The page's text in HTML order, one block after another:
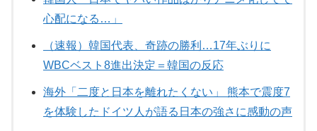
心配になる…」
（速報）韓国代表、奇跡の勝利…17年ぶりに
WBCベスト8進出決定＝韓国の反応
海外「二度と日本を離れたくない」 熊本で震度7
を体験したドイツ人が語る日本の強さに感動の声